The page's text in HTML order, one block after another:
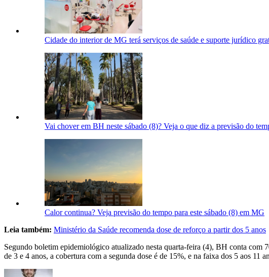
Cidade do interior de MG terá serviços de saúde e suporte jurídico
Vai chover em BH neste sábado (8)? Veja o que diz a previsão do
Calor continua? Veja previsão do tempo para este sábado (8) em MG
Leia também: Ministério da Saúde recomenda dose de reforço a partir dos 5 anos
Segundo boletim epidemiológico atualizado nesta quarta-feira (4), BH conta com
de 3 e 4 anos, a cobertura com a segunda dose é de 15%, e na faixa dos 5 aos 11